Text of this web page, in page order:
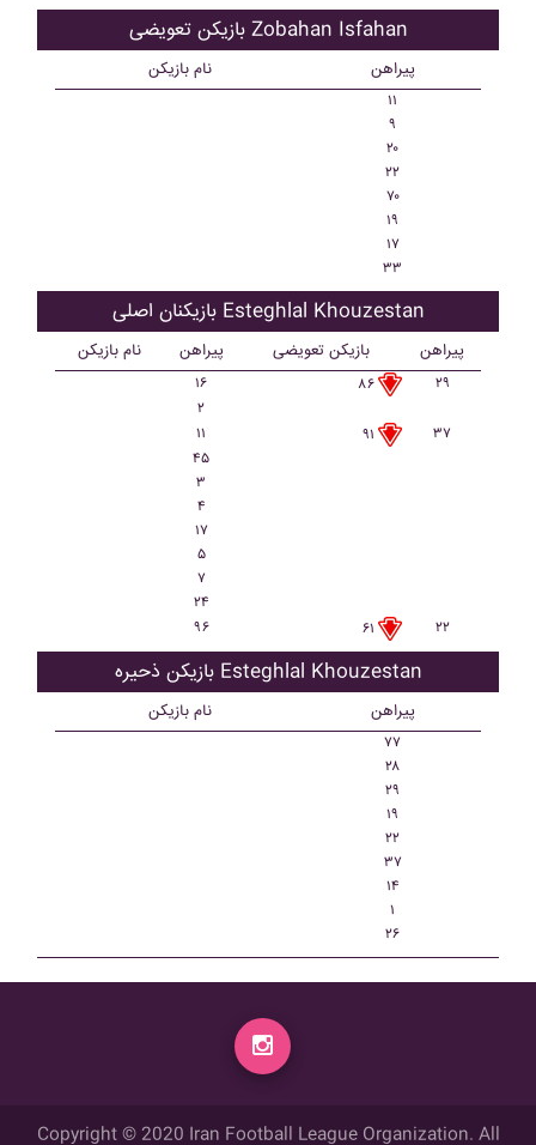
بازیکن تعویضی Zobahan Isfahan
نام بازیکن پیراهن
۱۱
۹
۲۰
۲۲
۷۰
۱۹
۱۷
۳۳
بازیکنان اصلی Esteghlal Khouzestan
نام بازیکن پیراهن بازیکن تعویضی پیراهن
۱۶ ۸۶
۲۹
۲
۱۱
۹۱
۳۷
۴۵
۳
۴
۱۷
۵
۷
۲۴
۹۶
۶۱ ۲۲
بازیکن ذحیره Esteghlal Khouzestan
نام بازیکن پیراهن
۷۷
۲۸
۲۹
۱۹
۲۲
۳۷
۱۴
۱
۲۶
Copyright © 2020 Iran Football League Organization. All